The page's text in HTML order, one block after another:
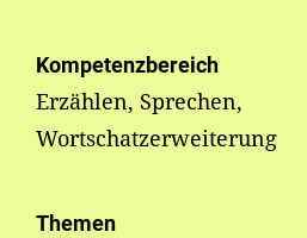
Kompetenzbereich
Erzählen, Sprechen,
Wortschatzerweiterung
Themen